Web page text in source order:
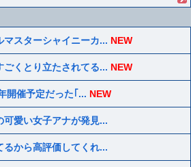
マスターシャイニーカ... NEW
ごくとり立たされてる... NEW
開催予定だった｢... NEW
可愛い女子アナが発見...
るから高評価してくれ...